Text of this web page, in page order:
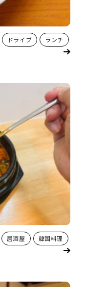
ドライブ ランチ
居酒屋 韓国料理